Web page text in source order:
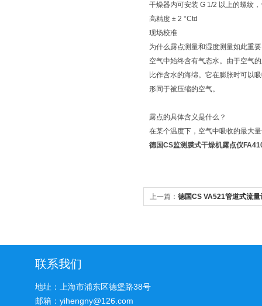
干燥器内可安装 G 1/2 以上的螺纹
高精度 ± 2 °Ctd
现场校准
为什么露点测量和湿度测量如此重
空气中始终含有气态水。由于空气
比作含水的海绵。它在膨胀时可以
形同于被压缩的空气。
露点的具体含义是什么？
在某个温度下，空气中吸收的最大
德国CS监测膜式干燥机露点仪
上一篇： 德国CS VA521管道式流量
联系我们
地址：上海市浦东区德堡路38号
邮箱：yihengny@126.com